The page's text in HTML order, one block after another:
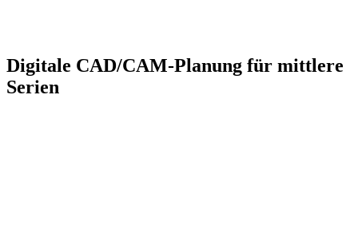
Digitale CAD/CAM-Planung für mittlere
Serien